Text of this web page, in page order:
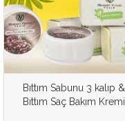
Bıttım Sabunu 3 kalıp &
Bıttım Saç Bakım Kremi